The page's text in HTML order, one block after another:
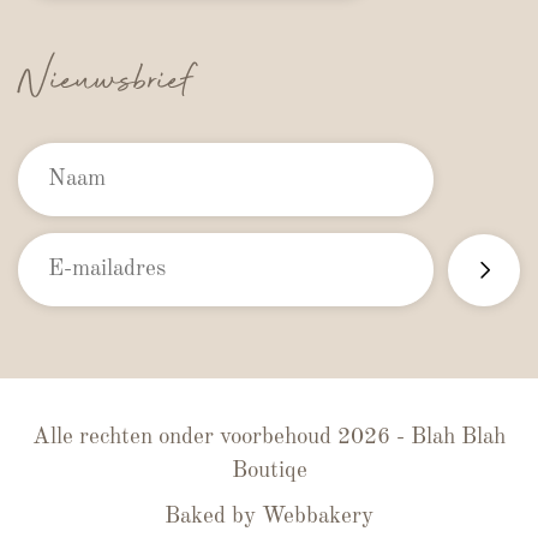
Nieuwsbrief
Alle rechten onder voorbehoud 2026 - Blah Blah
Boutiqe
Baked by Webbakery